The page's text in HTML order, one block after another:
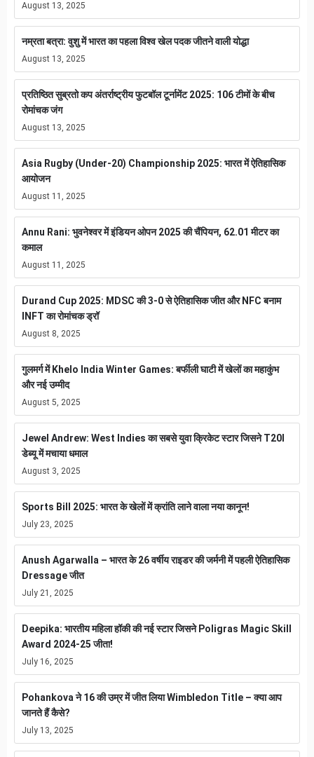
August 13, 2025
नम्रता बत्रा: वुशु में भारत का पहला विश्व खेल पदक जीतने वाली योद्धा
August 13, 2025
प्रतिष्ठित सुब्रतो कप अंतर्राष्ट्रीय फुटबॉल टूर्नामेंट 2025: 106 टीमों के बीच
रोमांचक जंग
August 13, 2025
Asia Rugby (Under-20) Championship 2025: भारत में ऐतिहासिक
आयोजन
August 11, 2025
Annu Rani: भुवनेश्वर में इंडियन ओपन 2025 की चैंपियन, 62.01 मीटर का
कमाल
August 11, 2025
Durand Cup 2025: MDSC की 3-0 से ऐतिहासिक जीत और NFC बनाम
INFT का रोमांचक ड्रॉ
August 8, 2025
गुलमर्ग में Khelo India Winter Games: बर्फीली घाटी में खेलों का महाकुंभ
और नई उम्मीद
August 5, 2025
Jewel Andrew: West Indies का सबसे युवा क्रिकेट स्टार जिसने T20I
डेब्यू में मचाया धमाल
August 3, 2025
Sports Bill 2025: भारत के खेलों में क्रांति लाने वाला नया कानून!
July 23, 2025
Anush Agarwalla – भारत के 26 वर्षीय राइडर की जर्मनी में पहली ऐतिहासिक
Dressage जीत
July 21, 2025
Deepika: भारतीय महिला हॉकी की नई स्टार जिसने Poligras Magic Skill
Award 2024-25 जीता!
July 16, 2025
Pohankova ने 16 की उम्र में जीत लिया Wimbledon Title – क्या आप
जानते हैं कैसे?
July 13, 2025